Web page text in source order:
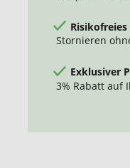
Stornieren
Exklusiver
3% Rabatt auf